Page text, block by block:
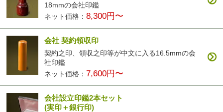
18mmの会社印鑑
ネット価格：8,300円〜
会社 契約領収印
契約之印、領収之印等が中文に入る16.5mmの会
社印鑑
ネット価格： 7,600円〜
会社設立印鑑2本セット
(実印＋銀行印)